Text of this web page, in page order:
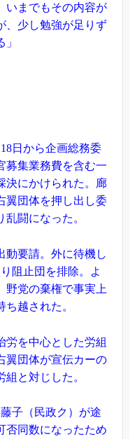
いまでもその内容が
、少し勉強が足りず
日から企画総務委
募集業務費を含む一
決にかけられた。廊
翼団体を押し出し委
闘になった。
動要請。外に待機し
阻止団を排除。よ
野党の棄権で事実上
越された。
労を中心とした労組
翼団体が宣伝カーの
と対じした。
子（民政ク）が途
否同数になったため